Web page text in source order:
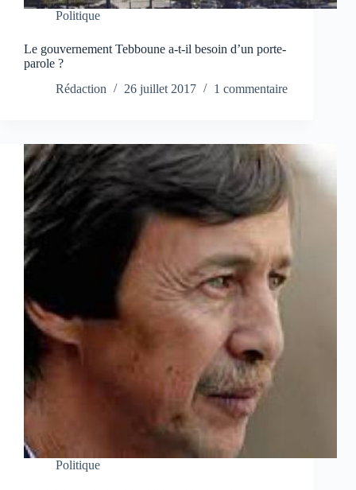
Politique
Le gouvernement Tebboune a-t-il besoin d’un porte-
parole ?
Rédaction
26 juillet 2017 1 commentaire
Politique